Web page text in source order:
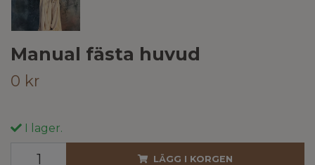
Manual fästa huvud
0 kr
I lager.
LÄGG I KORGEN